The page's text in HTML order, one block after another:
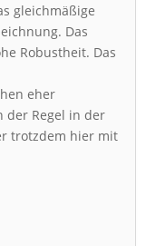
gleichmäßige
Das
Robustheit. Das
eher
der Regel in der
trotzdem hier mit